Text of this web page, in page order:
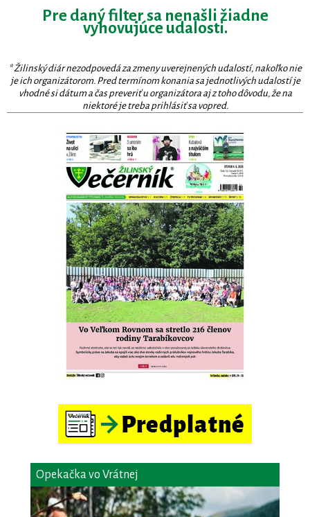
Pre daný filter sa nenašli žiadne
vyhovujúce udalosti.
* Žilinský diár nezodpovedá za zmeny uverejnených udalostí, nakoľko nie
je ich organizátorom. Pred termínom konania sa jednotlivých udalostí je
vhodné si dátum a čas preveriť u organizátora aj z toho dôvodu, že na
niektoré je treba prihlásiť sa vopred.
Opekačka vo Vrátnej